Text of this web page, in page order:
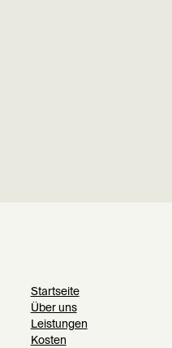
Startseite
Über uns
Leistungen
Kosten